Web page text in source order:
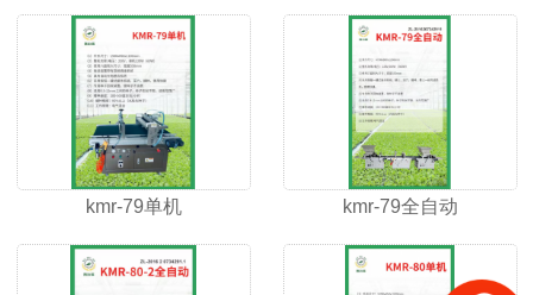
kmr-79单机 kmr-79全自动